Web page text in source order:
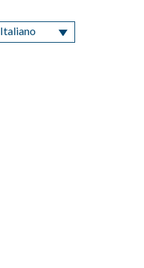
Italiano